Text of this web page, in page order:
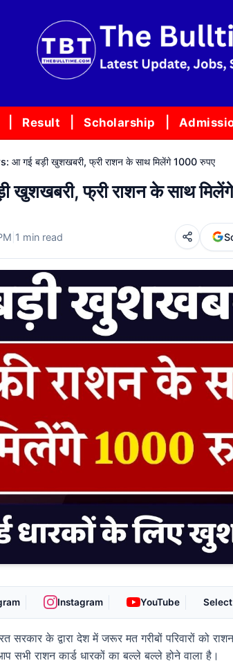
Result Scholarship
आ गई बड़ी खुशखबरी, फ्री राशन के साथ मिलेंगे 1000 रुपए
फ्री राशन के साथ
1 min read
Instagram YouTube As
सरकार के द्वारा देश में जरूर मत गरीबों परिवारों को
राशन कार्ड धारकों का बल्ले बल्ले होने वाला है।